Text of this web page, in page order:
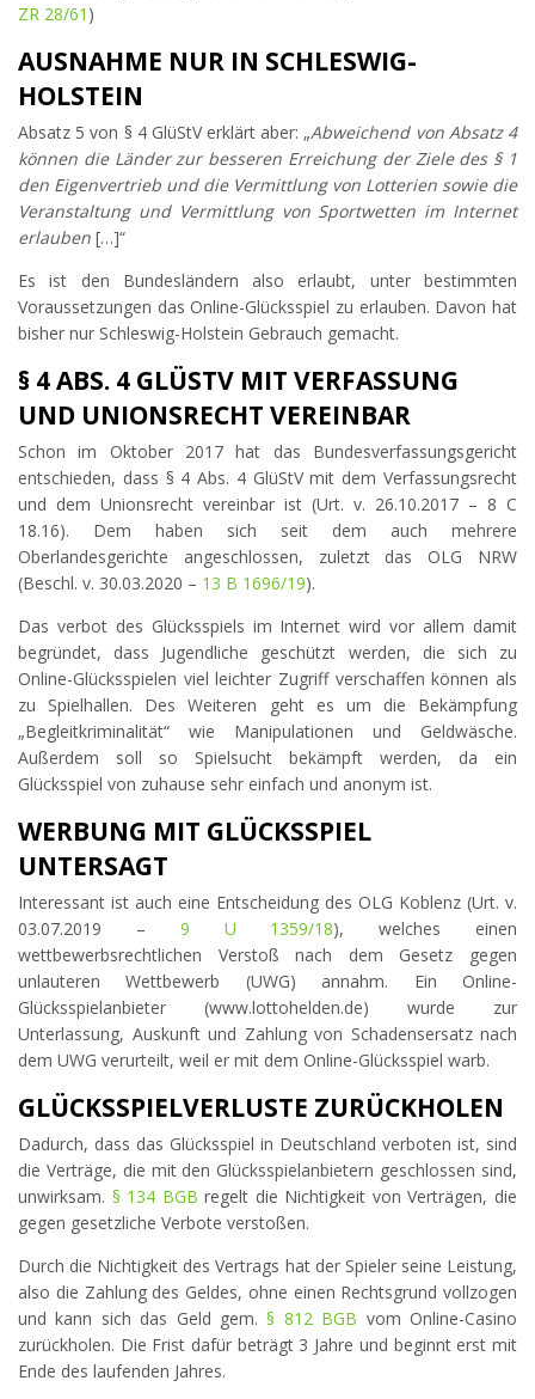
ZR 28/61 )
AUSNAHME NUR IN SCHLESWIG-
HOLSTEIN
Absatz 5 von § 4 GlüStV erklärt aber: „Abweichend von Absatz 4
können die Länder zur besseren Erreichung der Ziele des § 1
den Eigenvertrieb und die Vermittlung von Lotterien sowie die
Veranstaltung und Vermittlung von Sportwetten im Internet
erlauben […]“
Es ist den Bundesländern also erlaubt, unter bestimmten
Voraussetzungen das Online-Glücksspiel zu erlauben. Davon hat
bisher nur Schleswig-Holstein Gebrauch gemacht.
§ 4 ABS. 4 GLÜSTV MIT VERFASSUNG
UND UNIONSRECHT VEREINBAR
Schon im Oktober 2017 hat das Bundesverfassungsgericht
entschieden, dass § 4 Abs. 4 GlüStV mit dem Verfassungsrecht
und dem Unionsrecht vereinbar ist (Urt. v. 26.10.2017 – 8 C
18.16). Dem haben sich seit dem auch mehrere
Oberlandesgerichte angeschlossen, zuletzt das OLG NRW
(Beschl. v. 30.03.2020 – 13 B 1696/19).
Das verbot des Glücksspiels im Internet wird vor allem damit
begründet, dass Jugendliche geschützt werden, die sich zu
Online-Glücksspielen viel leichter Zugriff verschaffen können als
zu Spielhallen. Des Weiteren geht es um die Bekämpfung
„Begleitkriminalität“ wie Manipulationen und Geldwäsche.
Außerdem soll so Spielsucht bekämpft werden, da ein
Glücksspiel von zuhause sehr einfach und anonym ist.
WERBUNG MIT GLÜCKSSPIEL
UNTERSAGT
Interessant ist auch eine Entscheidung des OLG Koblenz (Urt. v.
03.07.2019 – 9 U 1359/18), welches einen
wettbewerbsrechtlichen Verstoß nach dem Gesetz gegen
unlauteren Wettbewerb (UWG) annahm. Ein Online-
Glücksspielanbieter (www.lottohelden.de) wurde zur
Unterlassung, Auskunft und Zahlung von Schadensersatz nach
dem UWG verurteilt, weil er mit dem Online-Glücksspiel warb.
GLÜCKSSPIELVERLUSTE ZURÜCKHOLEN
Dadurch, dass das Glücksspiel in Deutschland verboten ist, sind
die Verträge, die mit den Glücksspielanbietern geschlossen sind,
unwirksam. § 134 BGB regelt die Nichtigkeit von Verträgen, die
gegen gesetzliche Verbote verstoßen.
Durch die Nichtigkeit des Vertrags hat der Spieler seine Leistung,
also die Zahlung des Geldes, ohne einen Rechtsgrund vollzogen
und kann sich das Geld gem.§ 812 BGB vom Online-Casino
zurückholen. Die Frist dafür beträgt 3 Jahre und beginnt erst mit
Ende des laufenden Jahres.